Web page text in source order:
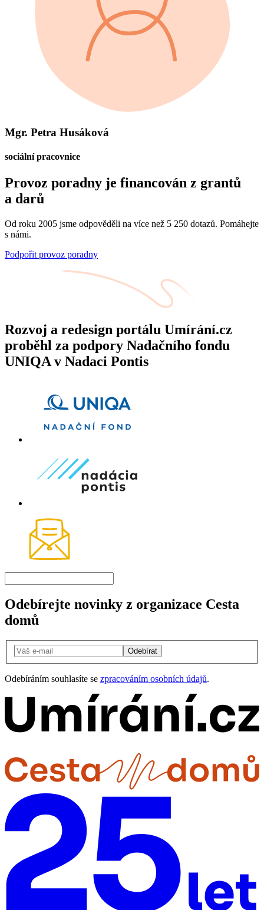
Mgr. Petra Husáková
sociální pracovnice
Provoz poradny je financován z grantů
a darů
Od roku 2005 jsme odpověděli na více než 5 250 dotazů. Pomáhejte
s námi.
Podpořit provoz poradny
Rozvoj a redesign portálu Umírání.cz
proběhl za podpory Nadačního fondu
UNIQA v Nadaci Pontis
Odebírejte novinky z organizace Cesta
domů
Odebírat
Odebíráním souhlasíte se zpracováním osobních údajů.